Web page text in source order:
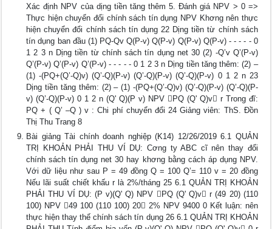
Xác định NPV của dịng tiền tăng thêm 5. Đánh giá NPV > 0 =>
Thực hiện chuyển đổi chính sách tín dụng NPV Khơng nên thực
hiện chuyển đổi chính sách tín dụng 22 Dịng tiền từ chính sách
tín dụng ban đầu (1) PQ-Qv Q(P-v) Q(P-v) Q(P-v) Q(P-v) - - - - - 0
1 2 3 n Dịng tiền từ chính sách tín dụng net 30 (2) -Q’v Q’(P-v)
Q’(P-v) Q’(P-v) Q’(P-v) - - - - - 0 1 2 3 n Dịng tiền tăng thêm: (2) –
(1) -(PQ+(Q’-Q)v) (Q’-Q)(P-v) (Q’-Q)(P-v) (Q’-Q)(P-v) 0 1 2 n 23
Dịng tiền tăng thêm: (2) – (1) -(PQ+(Q’-Q)v) (Q’-Q)(P-v) (Q’-Q)(P-
v) (Q’-Q)(P-v) 0 1 2 n (Q' Q)(P v) NPV PQ (Q' Q)v r Trong đĩ:
PQ + ( Q’ –Q ) v : Chi phí chuyển đổi 24 Giảng viên: ThS. Đồn
Thị Thu Trang 8
Bài giảng Tài chính doanh nghiệp (K14) 12/26/2019 6.1 QUẢN
TRỊ KHOẢN PHẢI THU VÍ DỤ: Cơng ty ABC cĩ nên thay đổi
chính sách tín dụng net 30 hay khơng bằng cách áp dụng NPV.
Với dữ liệu như sau P = 49 đồng Q = 100 Q’= 110 v = 20 đồng
Nếu lãi suất chiết khấu r là 2%/tháng 25 6.1 QUẢN TRỊ KHOẢN
PHẢI THU VÍ DỤ: (P v)(Q' Q) NPV PQ (Q' Q)v r (49 20) (110
100) NPV 49 100 (110 100) 20 2% NPV 9400 0 Kết luận: nên
thực hiện thay thế chính sách tín dụng 26 6.1 QUẢN TRỊ KHOẢN